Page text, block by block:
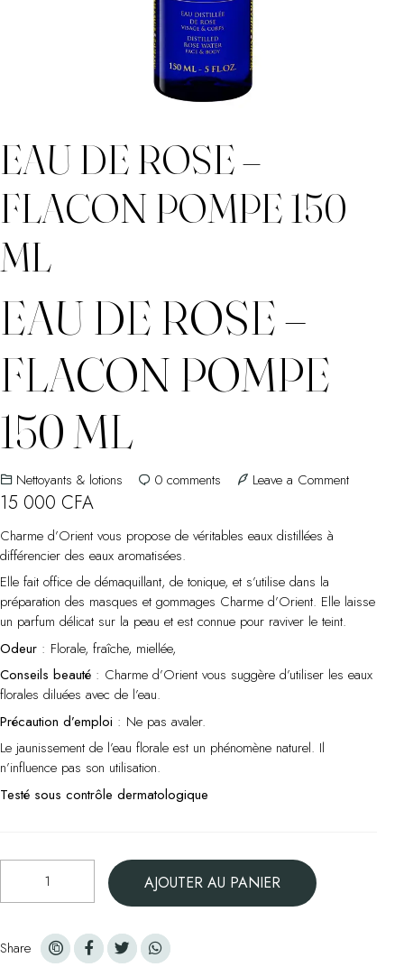
EAU DE ROSE –
FLACON POMPE 150
ML
EAU DE ROSE –
FLACON POMPE
150 ML
Nettoyants & lotions 0 comments Leave a Commenton
Pompe
15 000 CFA
Charme d’Orient vous propose de véritables eaux distillées à
différencier des eaux aromatisées.
Elle fait office de démaquillant, de tonique, et s’utilise dans la
préparation des masques et gommages Charme d’Orient. Elle laisse
un parfum délicat sur la peau et est connue pour raviver le teint.
Odeur : Florale, fraîche, miellée,
Conseils beauté : Charme d’Orient vous suggère d’utiliser les eaux
florales diluées avec de l’eau.
Précaution d’emploi : Ne pas avaler.
Le jaunissement de l’eau florale est un phénomène naturel. Il
n’influence pas son utilisation.
Testé sous contrôle dermatologique
Eau
Rose
AJOUTER AU PANIER
Share